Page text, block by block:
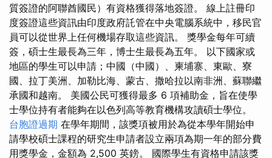
質簽證的阿聯酋國民）有資格獲得落地簽證。 線上註冊印
度簽證這些資訊由印度政府託管在中央電腦系統中，移民官
員可以從世界上任何機場存取這些資訊。 獎學金每年可續
簽，碩士生最長為三年，博士生最長為五年。 以下國家或
地區的學生可以申請；中國（中國）、柬埔寨、東歐、寮
國、拉丁美洲、加勒比海、蒙古、撒哈拉以南非洲、蘇聯繼
承國和越南。 美國公民可獲得最多 6 項補助金，旨在使學
士學位持有者能夠在以色列高等教育機構攻讀碩士學位。
台胞證過期 在學年期間，該獎項被用於為從本學年開始申
請學校碩士課程的研究生申請者設立兩項為期一年的部分費
用獎學金，金額為 2,500 英鎊。 國際學生有資格申請該獎